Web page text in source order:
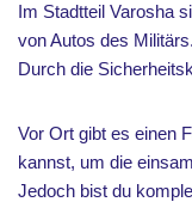
Im Stadtteil Varosha
von Autos des
Durch die
Vor Ort gibt es einen
kannst, um die
Jedoch bist du